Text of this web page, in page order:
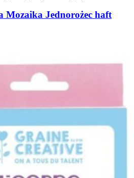
Mozaika Jednorożec haft